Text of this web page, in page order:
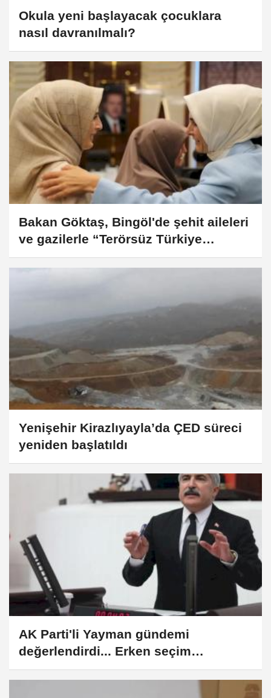
Okula yeni başlayacak çocuklara
nasıl davranılmalı?
Bakan Göktaş, Bingöl'de şehit aileleri
ve gazilerle “Terörsüz Türkiye
Kardeşlik Sofrası”nda buluştu
Yenişehir Kirazlıyayla’da ÇED süreci
yeniden başlatıldı
AK Parti'li Yayman gündemi
değerlendirdi... Erken seçim
gündemde değil